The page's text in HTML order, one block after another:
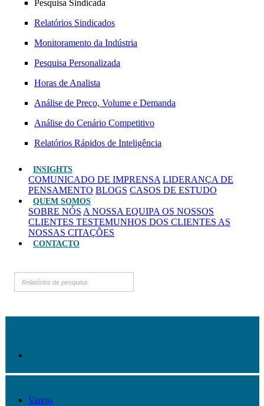
Pesquisa Sindicada
Relatórios Sindicados
Monitoramento da Indústria
Pesquisa Personalizada
Horas de Analista
Análise de Preço, Volume e Demanda
Análise do Cenário Competitivo
Relatórios Rápidos de Inteligência
INSIGHTS
COMUNICADO DE IMPRENSA LIDERANÇA DE
PENSAMENTO BLOGS CASOS DE ESTUDO
QUEM SOMOS
SOBRE NÓS A NOSSA EQUIPA OS NOSSOS
CLIENTES TESTEMUNHOS DOS CLIENTES AS
NOSSAS CITAÇÕES
CONTACTO
Varejo